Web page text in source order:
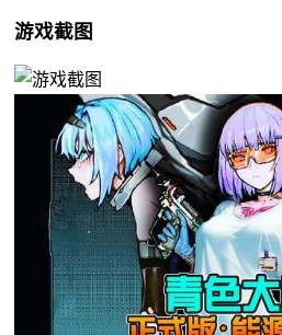
游戏截图